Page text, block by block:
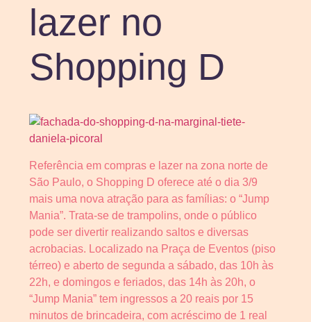
lazer no
Shopping D
Referência em compras e lazer na zona norte de
São Paulo, o Shopping D oferece até o dia 3/9
mais uma nova atração para as famílias: o “Jump
Mania”. Trata-se de trampolins, onde o público
pode ser divertir realizando saltos e diversas
acrobacias. Localizado na Praça de Eventos (piso
térreo) e aberto de segunda a sábado, das 10h às
22h, e domingos e feriados, das 14h às 20h, o
“Jump Mania” tem ingressos a 20 reais por 15
minutos de brincadeira, com acréscimo de 1 real